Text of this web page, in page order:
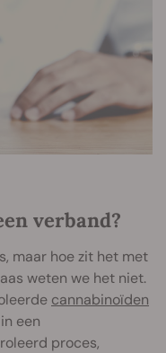
verband?
maar hoe zit het met
weten we het niet.
cannabinoïden
een
proces,